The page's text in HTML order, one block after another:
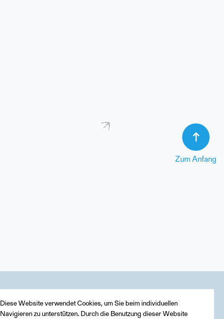
Zum Anfang
Diese Website verwendet Cookies, um Sie beim individuellen
Navigieren zu unterstützen. Durch die Benutzung dieser Website